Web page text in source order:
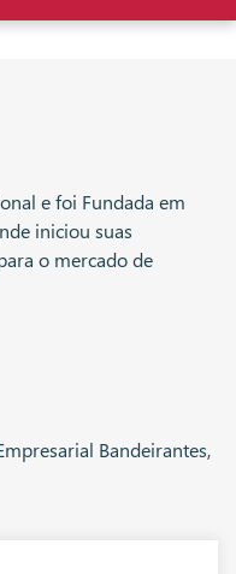
e foi Fundada em
iniciou suas
o mercado de
Bandeirantes,